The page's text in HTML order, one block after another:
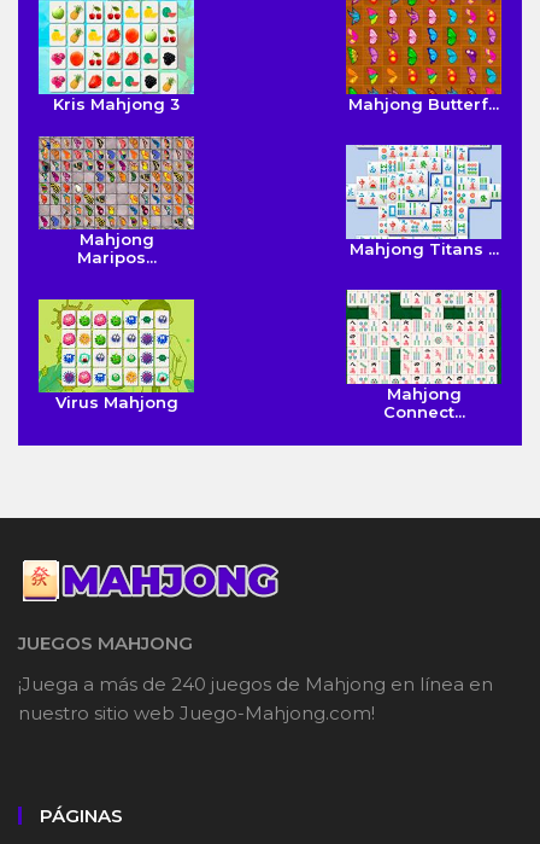
Kris Mahjong 3 Mahjong Butterf...
Mahjong
Maripos...
Mahjong Titans ...
Virus Mahjong
Mahjong
Connect...
JUEGOS MAHJONG
¡Juega a más de 240 juegos de Mahjong en línea en
nuestro sitio web Juego-Mahjong.com!
PÁGINAS